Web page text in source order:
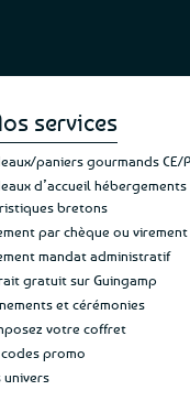
en mettre
Je suis plus que
de ma livraison. Ne
services
paniers gourmands CE/
d’accueil hébergements
bretons
par chèque ou virement
mandat administratif
gratuit sur Guingamp
et cérémonies
votre coffret
codes promo
univers